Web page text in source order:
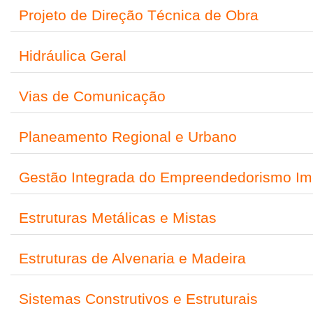
Projeto de Direção Técnica de Obra
Hidráulica Geral
Vias de Comunicação
Planeamento Regional e Urbano
Gestão Integrada do Empreendedorismo
Estruturas Metálicas e Mistas
Estruturas de Alvenaria e Madeira
Sistemas Construtivos e Estruturais